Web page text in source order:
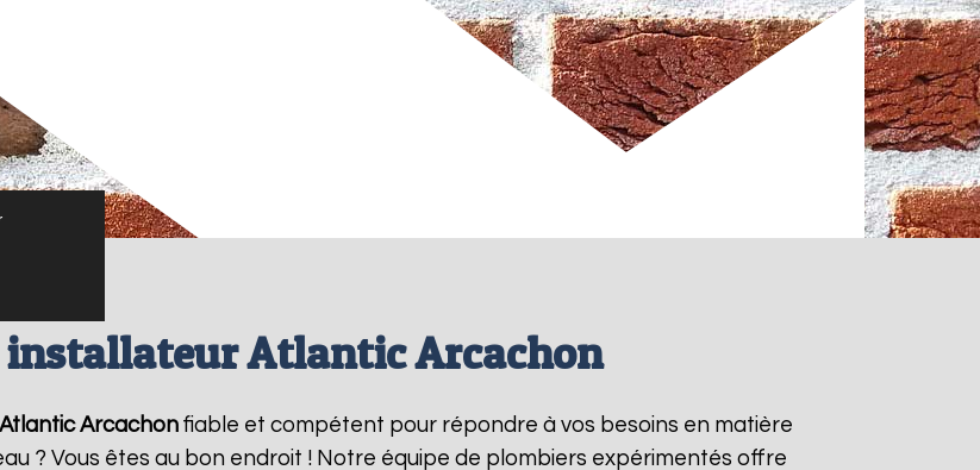
installateur Atlantic Arcachon
Arcachonfiable et compétent pour répondre à vos besoins en matière
? Vous êtes au bon endroit ! Notre équipe de plombiers expérimentés offre